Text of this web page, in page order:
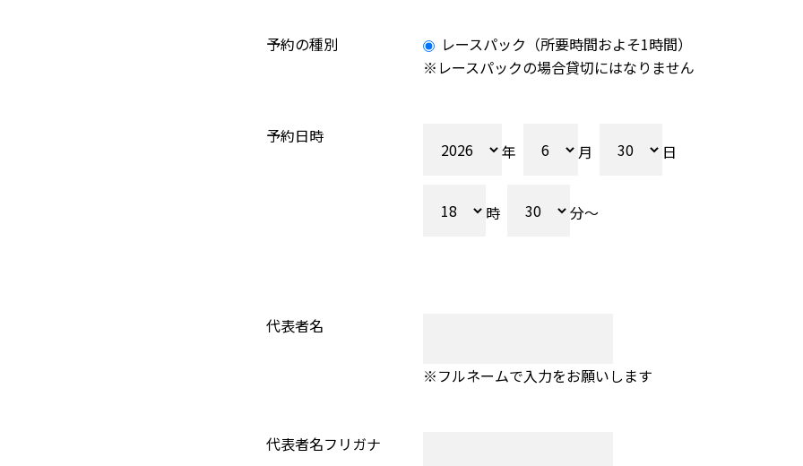
予約の種別
レースパック（所要時間およそ1時間）
※レースパックの場合貸切にはなりません
予約日時
年 月 日
時 分～
代表者名
※フルネームで入力をお願いします
代表者名フリガナ